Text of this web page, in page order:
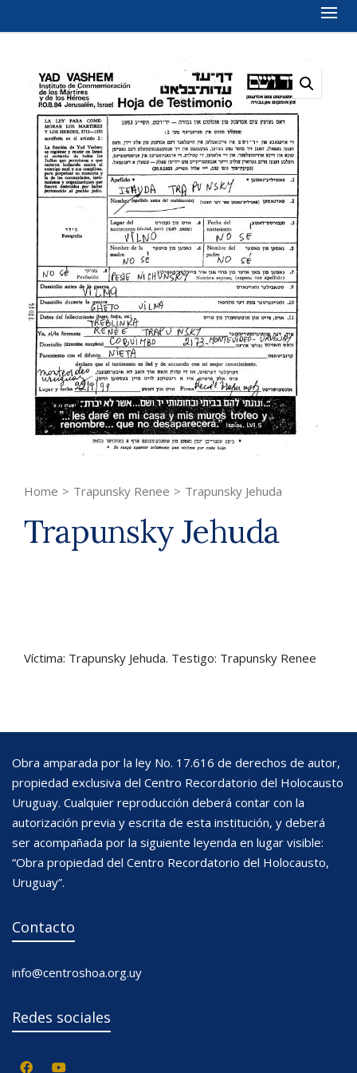
Home > Trapunsky Renee > Trapunsky Jehuda
Trapunsky Jehuda
Víctima: Trapunsky Jehuda. Testigo: Trapunsky Renee
Obra amparada por la ley No. 17.616 de derechos de autor,
propiedad exclusiva del Centro Recordatorio del Holocausto
Uruguay. Cualquier reproducción deberá contar con la
autorización previa y escrita de esta institución, y deberá
ser acompañada por la siguiente leyenda en lugar visible:
“Obra propiedad del Centro Recordatorio del Holocausto,
Uruguay”.
Contacto
info@centroshoa.org.uy
Redes sociales